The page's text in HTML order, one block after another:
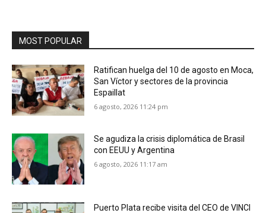
MOST POPULAR
Ratifican huelga del 10 de agosto en Moca,
San Víctor y sectores de la provincia
Espaillat
6 agosto, 2026 11:24 pm
Se agudiza la crisis diplomática de Brasil
con EEUU y Argentina
6 agosto, 2026 11:17 am
Puerto Plata recibe visita del CEO de VINCI